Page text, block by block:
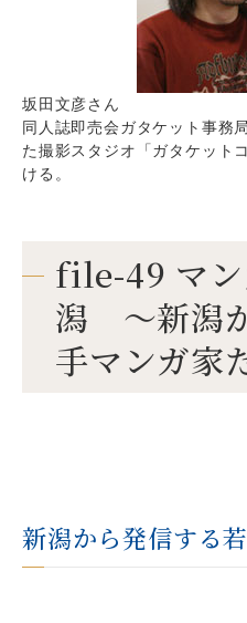
坂田文彦さん
同人誌即売会ガタケット事務
た撮影スタジオ「ガタケット
ける。
file-49 マン
潟 ～新潟
手マンガ家
新潟から発信する